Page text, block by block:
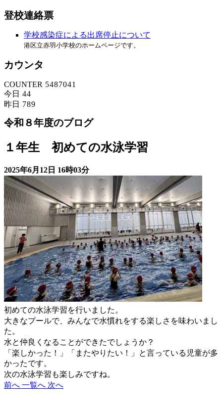
登校連絡票
学校感染症による出席停止について
港区立赤羽小学校のホームページです。
カウンタ
COUNTER 5487041
今日 44
昨日 789
令和８年度のブログ
１年生 初めての水泳学習
2025年6月12日 16時03分
初めての水泳学習を行いました。
大きなプールで、みんなで水慣れをする楽しさを味わいまし
た。
水と仲良くなることができたでしょうか？
「楽しかった！」「またやりたい！」と言っている児童が多
かったです。
次の水泳学習も楽しみですね。
前へ 一覧へ 次へ